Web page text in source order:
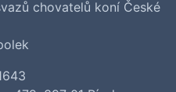
chovatelů koní České